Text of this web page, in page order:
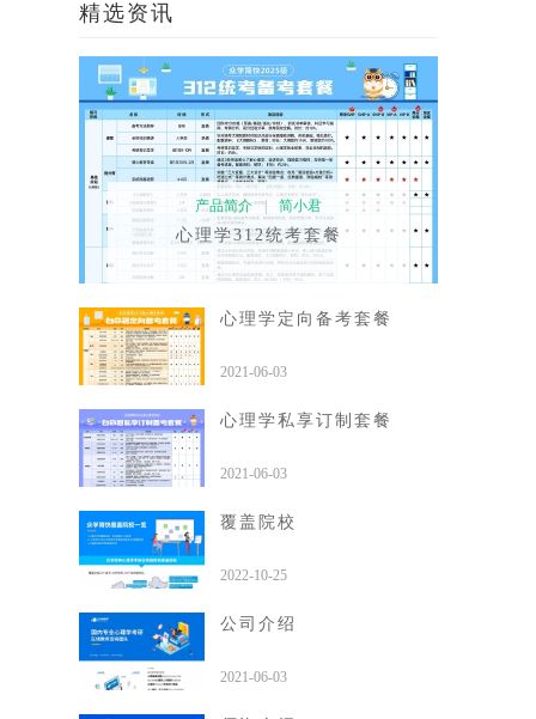
精选资讯
产品简介 简小君
心理学312统考套餐
心理学定向备考套餐
2021-06-03
心理学私享订制套餐
2021-06-03
覆盖院校
2022-10-25
公司介绍
2021-06-03